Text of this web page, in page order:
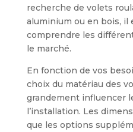
recherche de volets
aluminium ou en bois,
comprendre les
le marché.
En fonction de vos
choix du matériau des
grandement influencer
l’installation. Les
que les options